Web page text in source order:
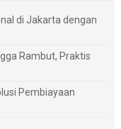
di Jakarta dengan
Rambut, Praktis
Pembiayaan